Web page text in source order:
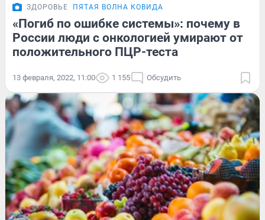
ЗДОРОВЬЕ ПЯТАЯ ВОЛНА КОВИДА
«Погиб по ошибке системы»: почему в
России люди с онкологией умирают от
положительного ПЦР-теста
13 февраля, 2022, 11:00 1 155 Обсудить